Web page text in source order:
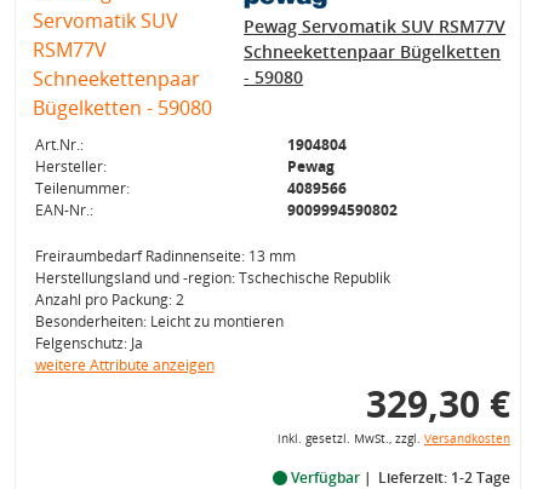
Pewag Servomatik SUV RSM77V
Schneekettenpaar Bügelketten
- 59080
Art.Nr.:
1904804
Hersteller:
Pewag
Teilenummer:
4089566
EAN-Nr.:
9009994590802
Freiraumbedarf Radinnenseite: 13 mm
Herstellungsland und -region: Tschechische Republik
Anzahl pro Packung: 2
Besonderheiten: Leicht zu montieren
Felgenschutz: Ja
weitere Attribute anzeigen
329,30 €
inkl. gesetzl. MwSt., zzgl. Versandkosten
Verfügbar Lieferzeit: 1-2 Tage